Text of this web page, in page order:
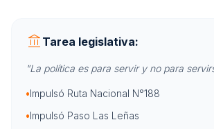
account_balance Tarea legislativa:
"La política es para servir y no para
•Impulsó Ruta Nacional N°188
•Impulsó Paso Las Leñas